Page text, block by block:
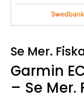
Se Mer.
Garmin
– Se Mer.